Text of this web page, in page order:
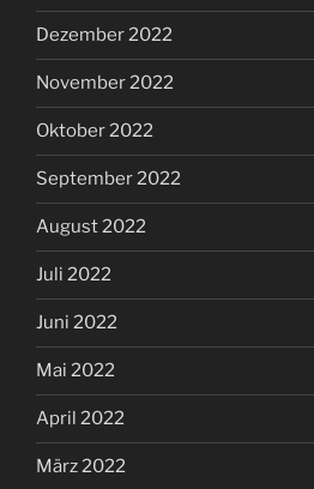
Dezember 2022
November 2022
Oktober 2022
September 2022
August 2022
Juli 2022
Juni 2022
Mai 2022
April 2022
März 2022